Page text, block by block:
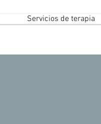
Servicios de terapia